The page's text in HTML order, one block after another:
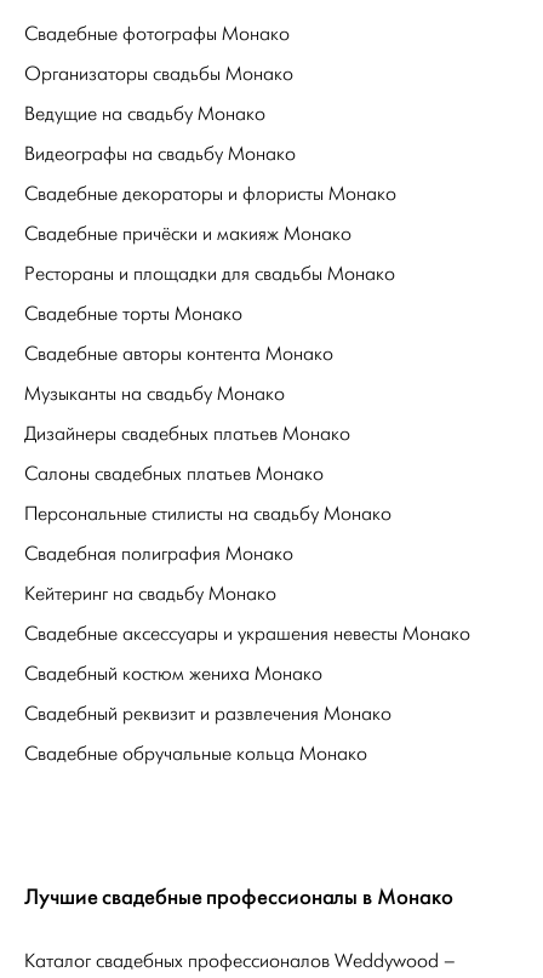
Свадебные фотографы Монако
Организаторы свадьбы Монако
Ведущие на свадьбу Монако
Видеографы на свадьбу Монако
Свадебные декораторы и флористы Монако
Свадебные причёски и макияж Монако
Рестораны и площадки для свадьбы Монако
Свадебные торты Монако
Свадебные авторы контента Монако
Музыканты на свадьбу Монако
Дизайнеры свадебных платьев Монако
Салоны свадебных платьев Монако
Персональные стилисты на свадьбу Монако
Свадебная полиграфия Монако
Кейтеринг на свадьбу Монако
Свадебные аксессуары и украшения невесты Монако
Свадебный костюм жениха Монако
Свадебный реквизит и развлечения Монако
Свадебные обручальные кольца Монако
Лучшие свадебные профессионалы в Монако
Каталог свадебных профессионалов Weddywood –